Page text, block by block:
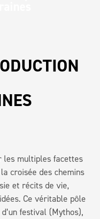
les multiples facettes
croisée des chemins
et récits de vie,
Ce véritable pôle
festival (Mythos),